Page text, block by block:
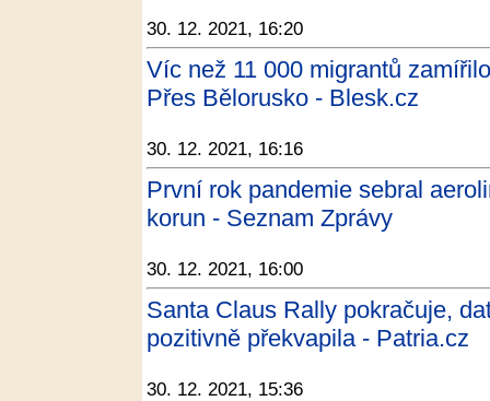
30. 12. 2021, 16:20
Víc než 11 000 migrantů
Přes Bělorusko - Blesk.cz
30. 12. 2021, 16:16
První rok pandemie sebral
korun - Seznam Zprávy
30. 12. 2021, 16:00
Santa Claus Rally pokračuje,
pozitivně překvapila - Patria.cz
30. 12. 2021, 15:36